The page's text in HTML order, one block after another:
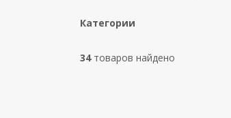
Категории
34товаров найдено